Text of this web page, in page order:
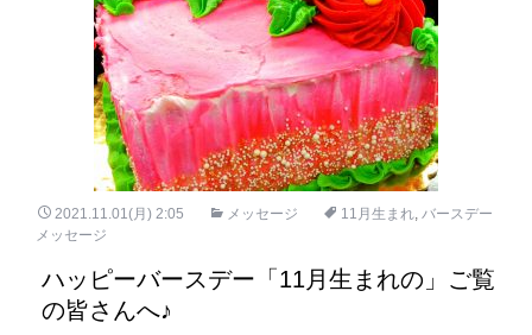
2021.11.01(月) 2:05 メッセージ 11月生まれ, バースデー
メッセージ
ハッピーバースデー「11月生まれの」ご覧
の皆さんへ♪